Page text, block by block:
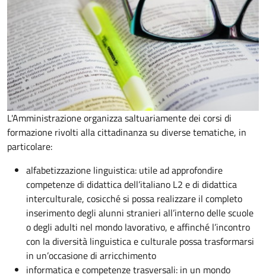
L'Amministrazione organizza saltuariamente dei corsi di
formazione rivolti alla cittadinanza su diverse tematiche, in
particolare:
alfabetizzazione linguistica: utile ad approfondire
competenze di didattica dell’italiano L2 e di didattica
interculturale, cosicché si possa realizzare il completo
inserimento degli alunni stranieri all’interno delle scuole
o degli adulti nel mondo lavorativo, e affinché l’incontro
con la diversità linguistica e culturale possa trasformarsi
in un’occasione di arricchimento
informatica e competenze trasversali: in un mondo